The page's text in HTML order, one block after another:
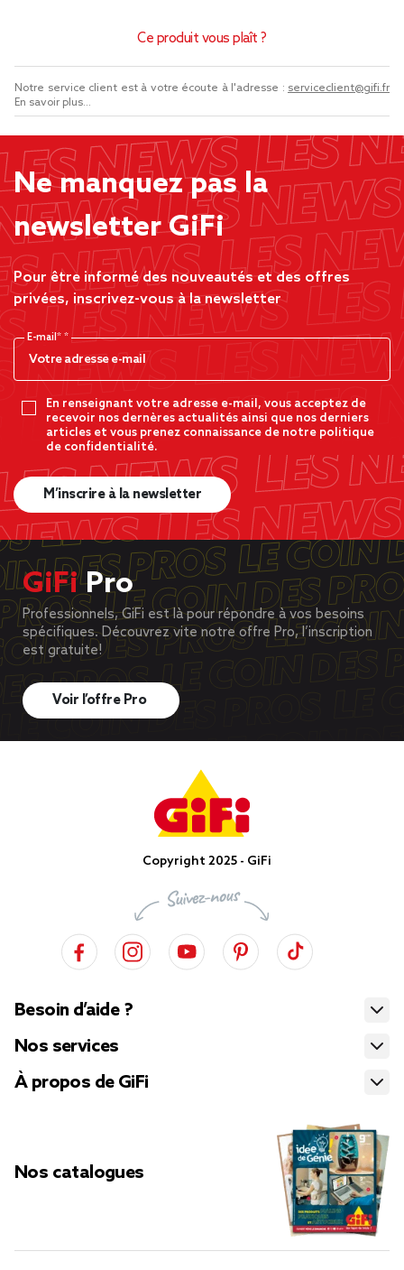
Ce produit vous plaît ?
Notre service client est à votre écoute à l'adresse : serviceclient@gifi.fr
En savoir plus...
Ne manquez pas la
newsletter GiFi
Pour être informé des nouveautés et des offres
privées, inscrivez-vous à la newsletter
E-mail*
En renseignant votre adresse e-mail, vous acceptez de
recevoir nos dernères actualités ainsi que nos derniers
articles et vous prenez connaissance de notre politique
de confidentialité.
M’inscrire à la newsletter
GiFiPro
Professionnels, GiFi est là pour répondre à vos besoins
spécifiques. Découvrez vite notre offre Pro, l’inscription
est gratuite!
Voir l’offre Pro
Copyright 2025 - GiFi
Besoin d’aide ?
Nos services
À propos de GiFi
Nos catalogues